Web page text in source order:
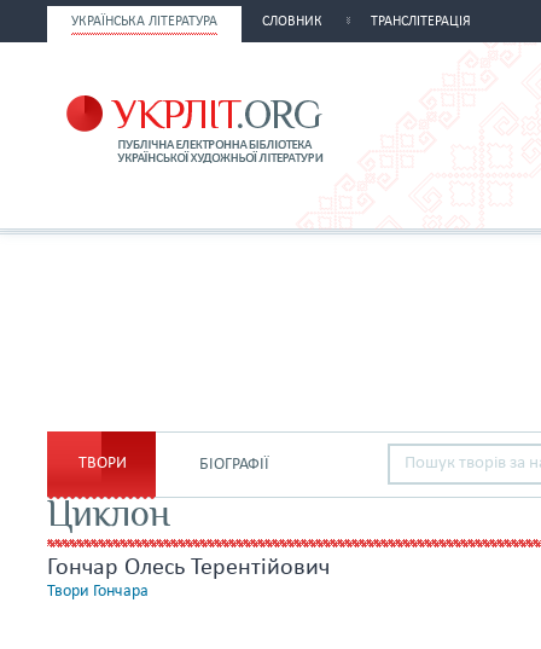
УКРАЇНСЬКА ЛІТЕРАТУРА СЛОВНИК ТРАНСЛІТЕРАЦІЯ
ТВОРИ БІОГРАФІЇ
Циклон
Гончар Олесь Терентійович
Твори Гончара